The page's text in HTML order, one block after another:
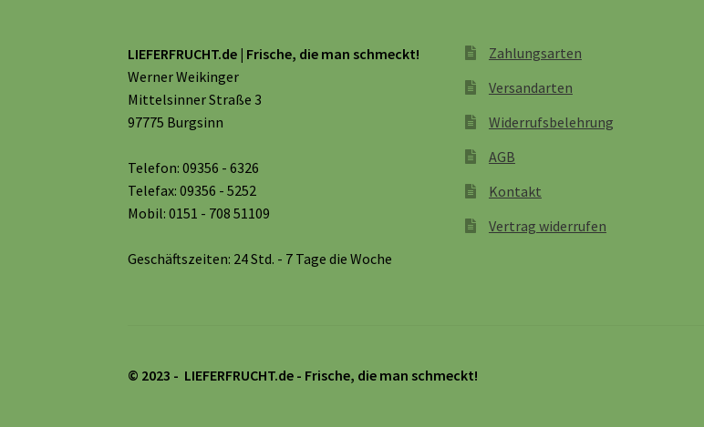
LIEFERFRUCHT.de | Frische, die man schmeckt!
Werner Weikinger
Mittelsinner Straße 3
97775 Burgsinn
Telefon: 09356 - 6326
Telefax: 09356 - 5252
Mobil: 0151 - 708 51109
Geschäftszeiten: 24 Std. - 7 Tage die Woche
Zahlungsarten
Versandarten
Widerrufsbelehrung
AGB
Kontakt
Vertrag widerrufen
© 2023 - LIEFERFRUCHT.de - Frische, die man schmeckt!